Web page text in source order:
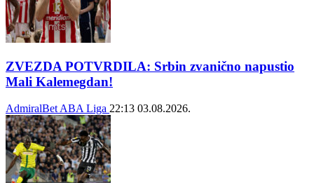
ZVEZDA POTVRDILA: Srbin zvanično napustio
Mali Kalemegdan!
AdmiralBet ABA Liga 22:13 03.08.2026.